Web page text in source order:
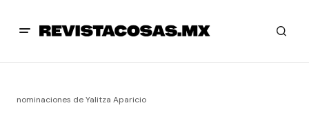
nominaciones de Yalitza Aparicio